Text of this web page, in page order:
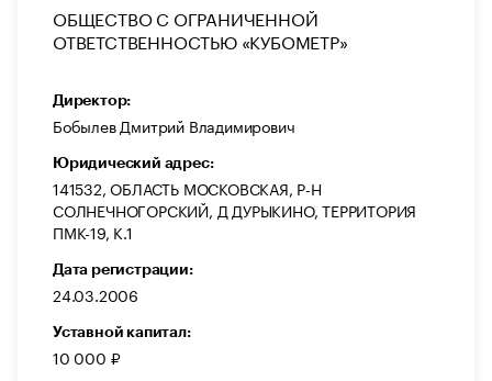
ОБЩЕСТВО С ОГРАНИЧЕННОЙ
ОТВЕТСТВЕННОСТЬЮ «КУБОМЕТР»
Директор:
Бобылев Дмитрий Владимирович
Юридический адрес:
141532, ОБЛАСТЬ МОСКОВСКАЯ, Р-Н
СОЛНЕЧНОГОРСКИЙ, Д ДУРЫКИНО, ТЕРРИТОРИЯ
ПМК-19, К.1
Дата регистрации:
24.03.2006
Уставной капитал:
10 000 ₽